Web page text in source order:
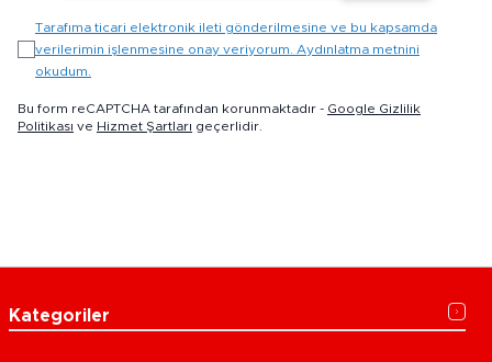
Tarafıma ticari elektronik ileti gönderilmesine ve bu kapsamda
verilerimin işlenmesine onay veriyorum. Aydınlatma metnini
okudum.
Bu form reCAPTCHA tarafından korunmaktadır - Google Gizlilik
Politikası ve Hizmet Şartları geçerlidir.
Kategoriler